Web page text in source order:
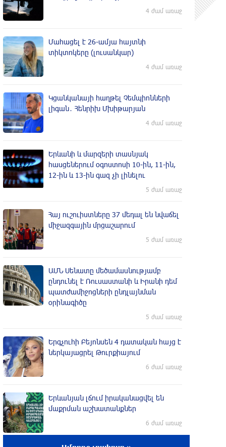
4 ժամ առաջ
Մահացել է 26-ամյա հայտնի
տիկտոկերը (լուսանկար)
4 ժամ առաջ
Կցանկանայի հաղթել Չեմպիոնների
լիգան․ Հենրիխ Մխիթարյան
4 ժամ առաջ
Երևանի և մարզերի տասնյակ
հասցեներում օգոստոսի 10-ին, 11-ին,
12-ին և 13-ին գազ չի լինելու
5 ժամ առաջ
Հայ ուշուիստները 37 մեդալ են նվաճել
միջազգային մրցաշարում
5 ժամ առաջ
ԱՄՆ Սենատը մեծամասնությամբ
ընդունել է Ռուսաստանի և Իրանի դեմ
պատժամիջոցների ընդլայնման
օրինագիծը
5 ժամ առաջ
Երգչուհի Բեյոնսեն ​​4 դատական հայց է
ներկայացրել Թուրքիայում
6 ժամ առաջ
Երևանյան լճում իրականացվել են
մաքրման աշխատանքներ
6 ժամ առաջ